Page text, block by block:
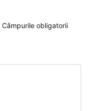
Câmpurile obligatorii